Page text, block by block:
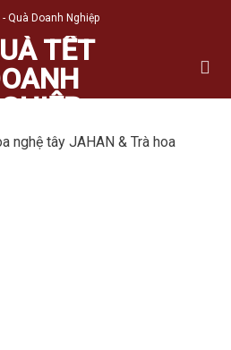
Quà Doanh Nghiệp